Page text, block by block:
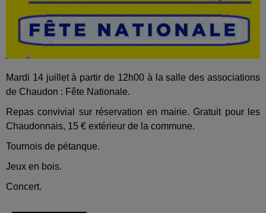
Mardi 14 juillet à partir de 12h00 à la salle des associations
de Chaudon : Fête Nationale.
Repas convivial sur réservation en mairie. Gratuit pour les
Chaudonnais, 15 € extérieur de la commune.
Tournois de pétanque.
Jeux en bois.
Concert.